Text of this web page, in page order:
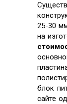
25-30
на
блок
сайте